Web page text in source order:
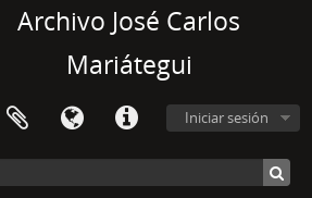
Archivo José Carlos
Mariátegui
Iniciar sesión